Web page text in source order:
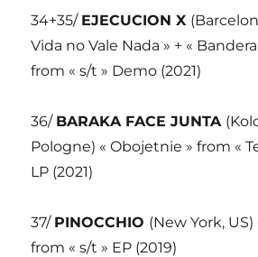
34+35/ EJECUCION X
Vida no Vale Nada » + «
from « s/t » Demo (2021)
36/ BARAKA FACE JUNTA
Pologne) « Obojetnie » from «
LP (2021)
37/ PINOCCHIO (New York,
from « s/t » EP (2019)